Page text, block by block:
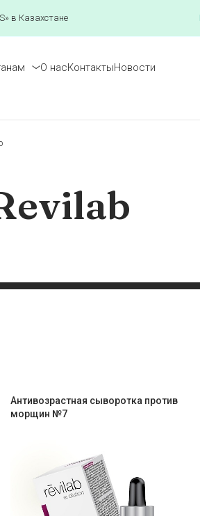
в Казахстане
О насКонтактыНовости
Антивозрастная сыворотка против
морщин №7